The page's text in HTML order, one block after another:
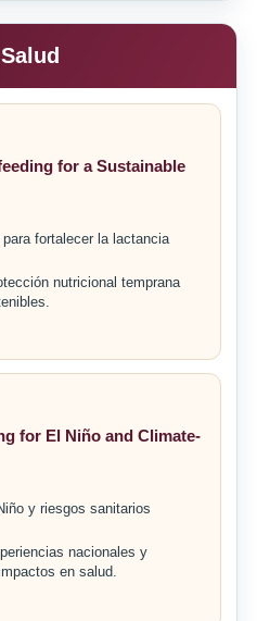
for a Sustainable
fortalecer la lactancia
nutricional temprana
for El Niño and Climate-
y riesgos sanitarios
nacionales y
en salud.